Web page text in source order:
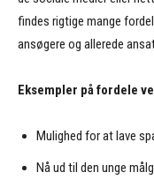
findes rigtige mange
ansøgere og allerede
Eksempler på fordele
Mulighed for at lave
Nå ud til den unge